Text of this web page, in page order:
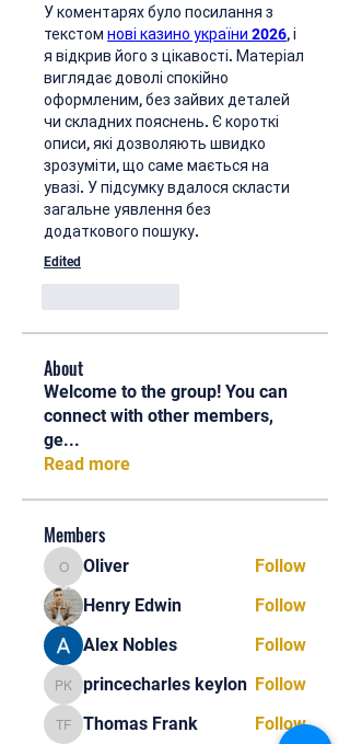
У коментарях було посилання з
текстом нові казино україни 2026, і
я відкрив його з цікавості. Матеріал
виглядає доволі спокійно
оформленим, без зайвих деталей
чи складних пояснень. Є короткі
описи, які дозволяють швидко
зрозуміти, що саме мається на
увазі. У підсумку вдалося скласти
загальне уявлення без
додаткового пошуку.
Edited
About
Welcome to the group! You can
connect with other members,
ge...
Read more
Members
OliverOliver
Follow
Henry Edwin
Follow
Alex Nobles
Follow
princecharles keylon
princecharles keylon Follow
Thomas Frank
Thomas Frank
Follow